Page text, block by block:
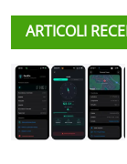
ARTICOLI